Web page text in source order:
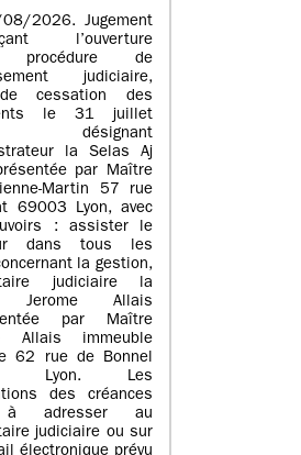
2026. Jugement
l’ouverture
procédure de
judiciaire,
cessation des
le 31 juillet
désignant
la Selas Aj
par Maître
Martin 57 rue
69003 Lyon, avec
: assister le
dans tous les
la gestion,
judiciaire la
Jerome Allais
par Maître
Allais immeuble
62 rue de Bonnel
Lyon. Les
des créances
adresser au
judiciaire ou sur